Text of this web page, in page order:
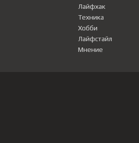
Лайфхак
Техника
Хобби
Лайфстайл
Мнение